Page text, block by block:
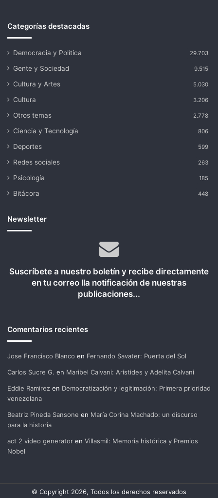
Categorías destacadas
Democracia y Política 29.703
Gente y Sociedad 9.515
Cultura y Artes 5.030
Cultura 3.206
Otros temas 2.778
Ciencia y Tecnología 806
Deportes 599
Redes sociales 263
Psicología 185
Bitácora 448
Newsletter
Suscríbete a nuestro boletín y recibe directamente
en tu correo lla notificación de nuestras
publicaciones...
Comentarios recientes
Jose Francisco Blanco en Fernando Savater: Puerta del Sol
Carlos Sucre G. en Maribel Calvani: Arístides y Adelita Calvani
Eddie Ramirez en Democratización y legitimación: Primera prioridad
venezolana
Beatriz Pineda Sansone en María Corina Machado: un discurso
para la historia
act 2 video generator en Villasmil: Memoria histórica y Premios
Nobel
© Copyright 2026, Todos los derechos reservados